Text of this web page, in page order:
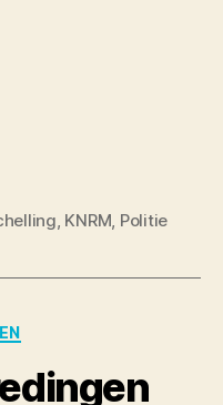
KNRM Politie